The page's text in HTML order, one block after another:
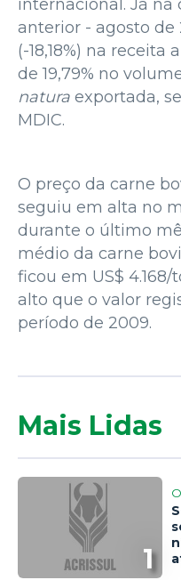
internacional. Já na
anterior - agosto de
(-18,18%) na receita
de 19,79% no
natura exportada,
MDIC.
O preço da carne
seguiu em alta no
durante o último
médio da carne
ficou em US$ 4.168/
alto que o valor
período de 2009.
Mais Lidas
1